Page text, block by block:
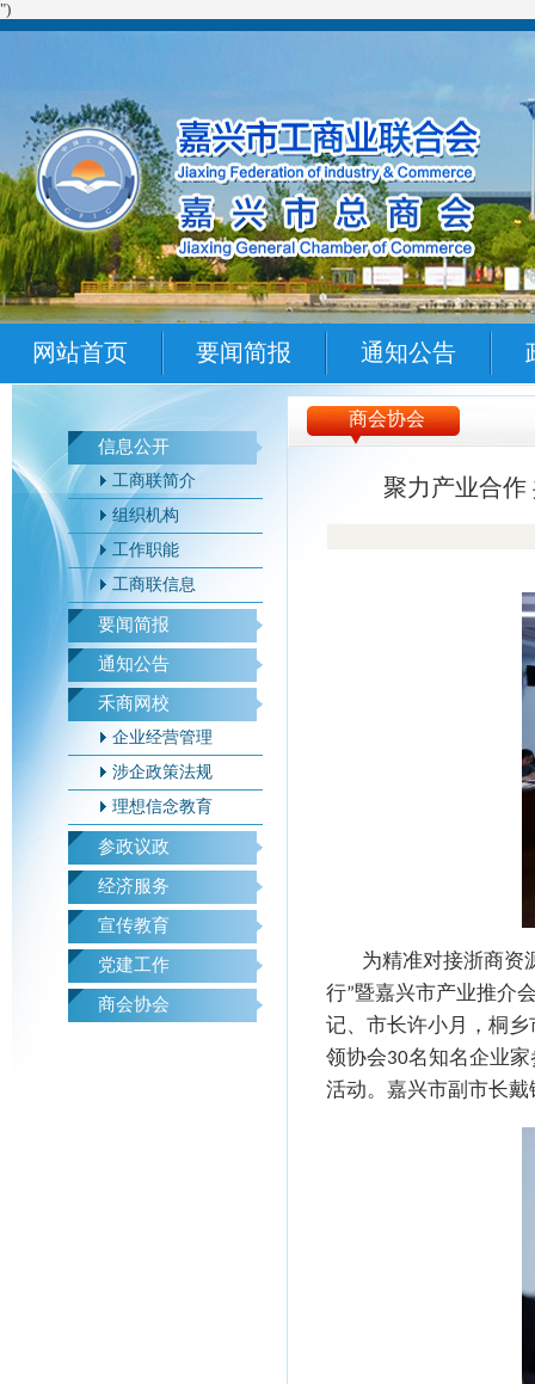
")
网站首页 要闻简报 通知公告
信息公开
工商联简介
组织机构
工作职能
工商联信息
要闻简报
通知公告
禾商网校
企业经营管理
涉企政策法规
理想信念教育
参政议政
经济服务
宣传教育
党建工作
商会协会
商会协会
聚力产业合
为精准对接浙商资
行”暨嘉兴市产业推介
记、市长许小月，桐
领协会30名知名企业
活动。嘉兴市副市长